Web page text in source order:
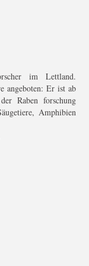
im Lettland.
angeboten: Er ist ab
Raben forschung
Amphibien